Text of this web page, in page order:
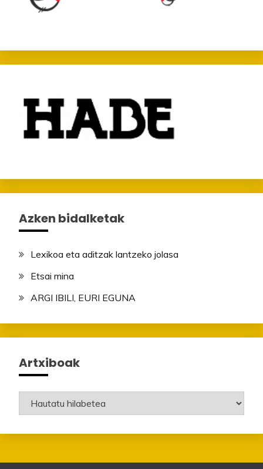
Azken bidalketak
Lexikoa eta aditzak lantzeko jolasa
Etsai mina
ARGI IBILI, EURI EGUNA
Artxiboak
Artxiboak